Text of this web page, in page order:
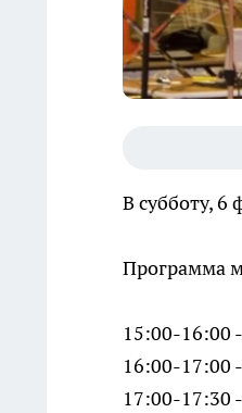
В субботу, 6
Программа
15:00-16:00
16:00-17:00
17:00-17:30